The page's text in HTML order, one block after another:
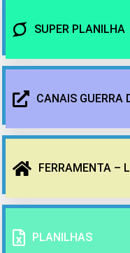
SUPER PLANILHA
CANAIS GUERRA
FERRAMENTA –
PLANILHAS